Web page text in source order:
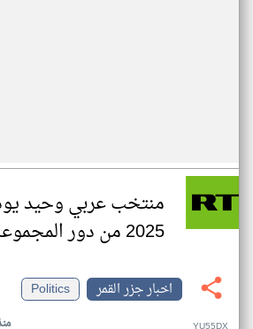
منتخب عربي وحيد
2025 من دور المجموعات
اخبار جزر القمر
Politics
منذ